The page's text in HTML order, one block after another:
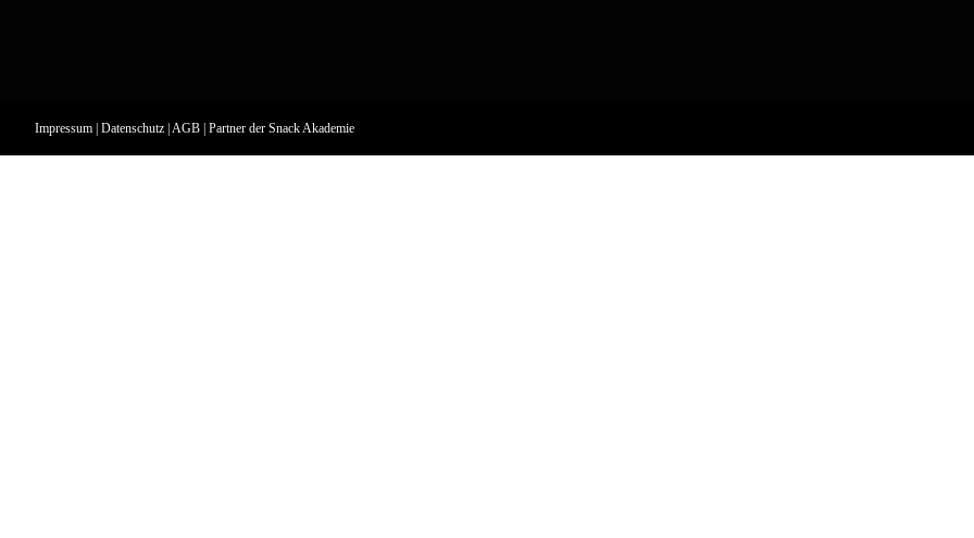
Impressum Datenschutz AGB | Partner der Snack Akademie